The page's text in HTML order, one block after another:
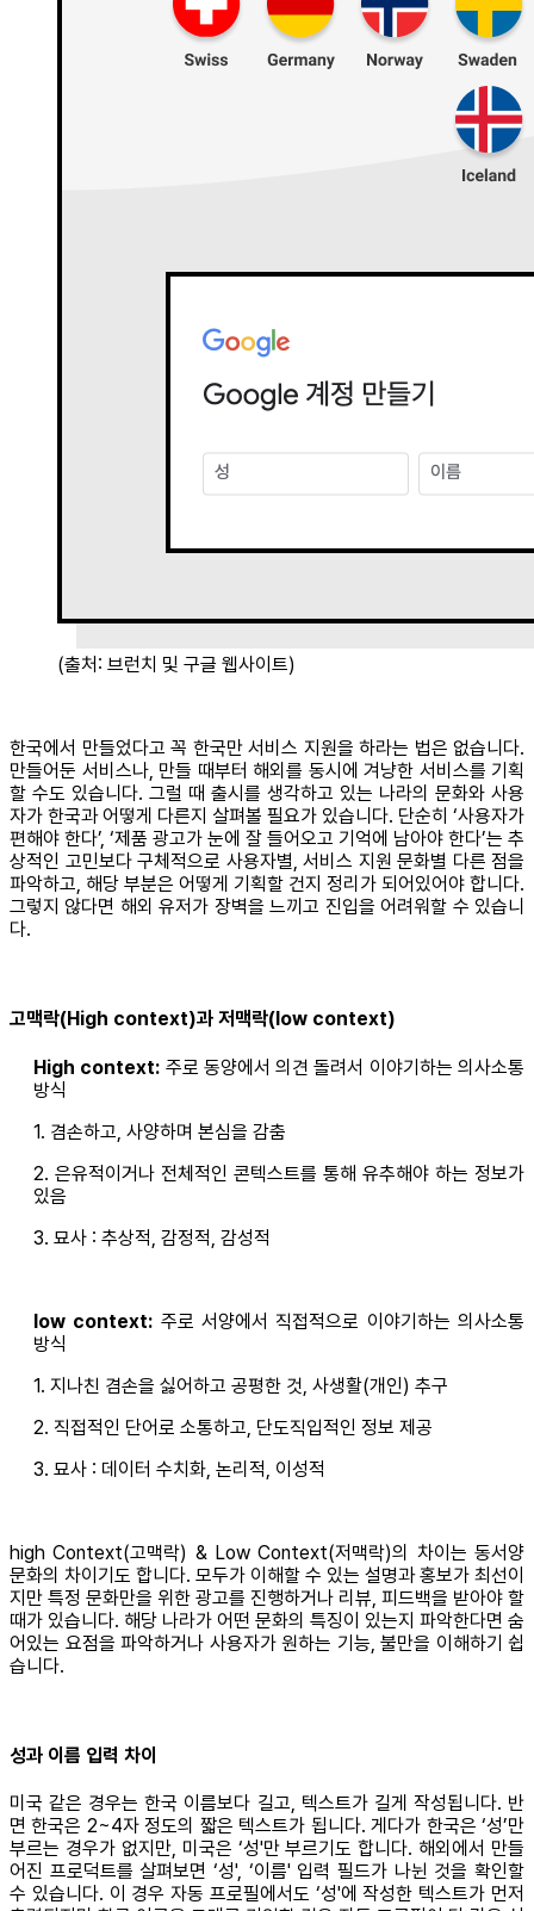
(출처: 브런치 및 구글 웹사이트)
한국에서 만들었다고 꼭 한국만 서비스 지원을 하라는 법은 없습니다.
만들어둔 서비스나, 만들 때부터 해외를 동시에 겨냥한 서비스를 기획
할 수도 있습니다. 그럴 때 출시를 생각하고 있는 나라의 문화와 사용
자가 한국과 어떻게 다른지 살펴볼 필요가 있습니다. 단순히 ‘사용자가
편해야 한다’, ‘제품 광고가 눈에 잘 들어오고 기억에 남아야 한다’는 추
상적인 고민보다 구체적으로 사용자별, 서비스 지원 문화별 다른 점을
파악하고, 해당 부분은 어떻게 기획할 건지 정리가 되어있어야 합니다.
그렇지 않다면 해외 유저가 장벽을 느끼고 진입을 어려워할 수 있습니
다.
고맥락(High context)과 저맥락(low context)
High context: 주로 동양에서 의견 돌려서 이야기하는 의사소통
방식
1. 겸손하고, 사양하며 본심을 감춤
2. 은유적이거나 전체적인 콘텍스트를 통해 유추해야 하는 정보가
있음
3. 묘사 : 추상적, 감정적, 감성적
low context: 주로 서양에서 직접적으로 이야기하는 의사소통
방식
1. 지나친 겸손을 싫어하고 공평한 것, 사생활(개인) 추구
2. 직접적인 단어로 소통하고, 단도직입적인 정보 제공
3. 묘사 : 데이터 수치화, 논리적, 이성적
high Context(고맥락) & Low Context(저맥락)의 차이는 동서양
문화의 차이기도 합니다. 모두가 이해할 수 있는 설명과 홍보가 최선이
지만 특정 문화만을 위한 광고를 진행하거나 리뷰, 피드백을 받아야 할
때가 있습니다. 해당 나라가 어떤 문화의 특징이 있는지 파악한다면 숨
어있는 요점을 파악하거나 사용자가 원하는 기능, 불만을 이해하기 쉽
습니다.
성과 이름 입력 차이
미국 같은 경우는 한국 이름보다 길고, 텍스트가 길게 작성됩니다. 반
면 한국은 2~4자 정도의 짧은 텍스트가 됩니다. 게다가 한국은 ‘성’만
부르는 경우가 없지만, 미국은 ‘성'만 부르기도 합니다. 해외에서 만들
어진 프로덕트를 살펴보면 ‘성', ‘이름' 입력 필드가 나뉜 것을 확인할
수 있습니다. 이 경우 자동 프로필에서도 ‘성'에 작성한 텍스트가 먼저